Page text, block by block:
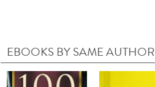
EBOOKS BY SAME AUTHOR